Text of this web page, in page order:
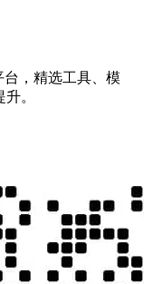
，精选工具、模
。